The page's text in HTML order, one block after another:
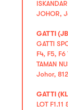
JOHOR,
GATTI
GATTI
F4, F5, F6
TAMAN
Johor,
GATTI
LOT F1.11